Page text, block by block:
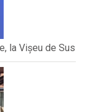
la Vișeu de Sus